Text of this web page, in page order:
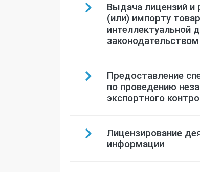
Выдача лицензий и
(или) импорту
интеллектуальной
Предоставление
по проведению
экспортного
Лицензирование
информации